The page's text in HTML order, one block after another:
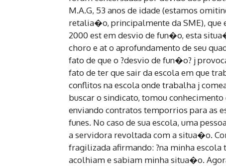
M.A.G, 53 anos de idade (estamos
retalia�o, principalmente da SME), que
2000 est em desvio de fun�o, esta
choro e at o aprofundamento de seu
fato de que o ?desvio de fun�o? j
fato de ter que sair da escola em que
conflitos na escola onde trabalha j
buscar o sindicato, tomou
enviando contratos temporrios para as
funes. No caso de sua escola, uma
a servidora revoltada com a situa�o.
fragilizada afirmando: ?na minha
acolhiam e sabiam minha situa�o.